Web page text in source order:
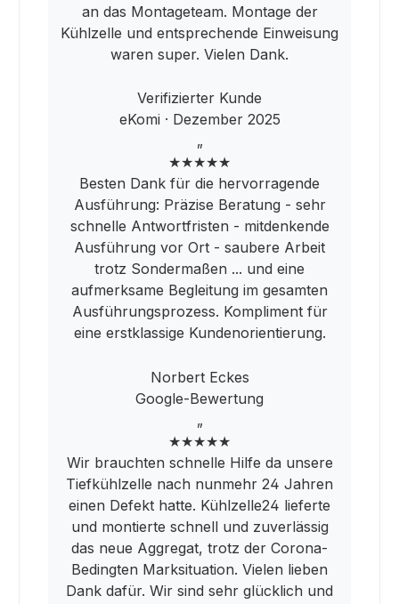
an das Montageteam. Montage der
Kühlzelle und entsprechende Einweisung
waren super. Vielen Dank.
Verifizierter Kunde
eKomi · Dezember 2025
„
★★★★★
Besten Dank für die hervorragende
Ausführung: Präzise Beratung - sehr
schnelle Antwortfristen - mitdenkende
Ausführung vor Ort - saubere Arbeit
trotz Sondermaßen ... und eine
aufmerksame Begleitung im gesamten
Ausführungsprozess. Kompliment für
eine erstklassige Kundenorientierung.
Norbert Eckes
Google-Bewertung
„
★★★★★
Wir brauchten schnelle Hilfe da unsere
Tiefkühlzelle nach nunmehr 24 Jahren
einen Defekt hatte. Kühlzelle24 lieferte
und montierte schnell und zuverlässig
das neue Aggregat, trotz der Corona-
Bedingten Marksituation. Vielen lieben
Dank dafür. Wir sind sehr glücklich und